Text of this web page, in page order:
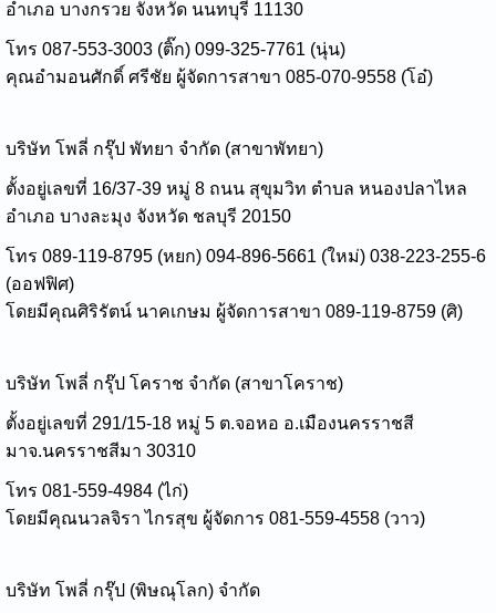
อำเภอ บางกรวย จังหวัด นนทบุรี 11130
โทร 087-553-3003 (ติ๊ก) 099-325-7761 (นุ่น)
คุณอำมอนศักดิ์ ศรีชัย ผู้จัดการสาขา 085-070-9558 (โอ๋)
บริษัท โพลี่ กรุ๊ป พัทยา จำกัด (สาขาพัทยา)
ตั้งอยู่เลขที่ 16/37-39 หมู่ 8 ถนน สุขุมวิท ตำบล หนองปลาไหล
อำเภอ บางละมุง จังหวัด ชลบุรี 20150
โทร 089-119-8795 (หยก) 094-896-5661 (ใหม่) 038-223-255-6
(ออฟฟิศ)
โดยมีคุณศิริรัตน์ นาคเกษม ผู้จัดการสาขา 089-119-8759 (ศิ)
บริษัท โพลี่ กรุ๊ป โคราช จำกัด (สาขาโคราช)
ตั้งอยู่เลขที่ 291/15-18 หมู่ 5 ต.จอหอ อ.เมืองนครราชสี
มาจ.นครราชสีมา 30310
โทร 081-559-4984 (ไก่)
โดยมีคุณนวลจิรา ไกรสุข ผู้จัดการ 081-559-4558 (วาว)
บริษัท โพลี่ กรุ๊ป (พิษณุโลก) จำกัด